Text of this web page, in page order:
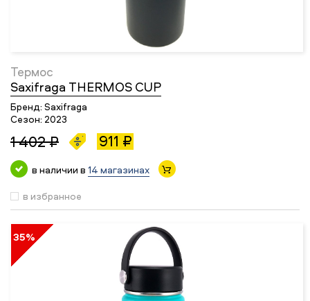
Термос
Saxifraga THERMOS CUP
Бренд: Saxifraga
Сезон: 2023
1 402 ₽ 911 ₽
в наличии в 14 магазинах
в избранное
35%